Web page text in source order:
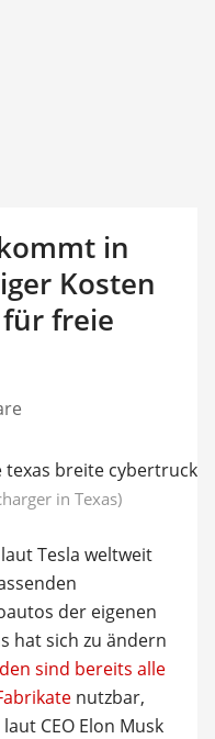
in
Kosten
freie
in Texas)
Tesla weltweit
der eigenen
hat sich zu ändern
sind bereits alle
nutzbar,
CEO Elon Musk